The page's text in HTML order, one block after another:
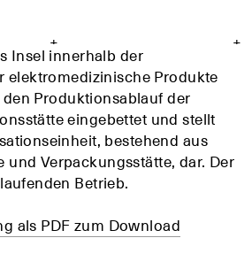
Insel innerhalb der
elektromedizinische Produkte
Produktionsablauf der
eingebettet und stellt
bestehend aus
und Verpackungsstätte, dar. Der
Betrieb.
als PDF zum Download
+ +